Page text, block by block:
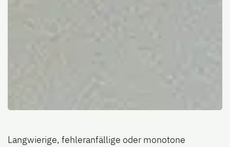
Langwierige, fehleranfällige oder monotone